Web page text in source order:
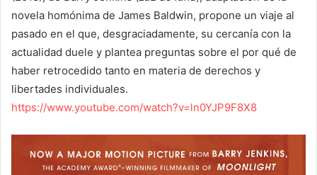
novela homónima de James Baldwin, propone un viaje al
pasado en el que, desgraciadamente, su cercanía con la
actualidad duele y plantea preguntas sobre el por qué de
haber retrocedido tanto en materia de derechos y
libertades individuales.
https://www.youtube.com/watch?v=ln0YJP9F8X8